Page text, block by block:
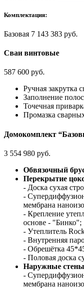
Комплектация:
Базовая 7 143 383 руб.
Сваи винтовые
587 600 руб.
Ручная закрутка
Заполнение
Точечная
Промазка
Домокомплект
3 554 980 руб.
Обвязочный
Перекрытие
- Доска сухая
-
мембрана
- Крепление
основе - "Бинко";
- Утеплитель
- Внутренняя
- Обрешётка
- Половая доска
Наружные
-
мембрана